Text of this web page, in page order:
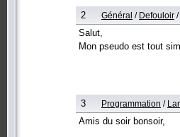
2 Général / Defouloir /
Salut,
Mon pseudo est tout
3 Programmation /
Amis du soir bonsoir,